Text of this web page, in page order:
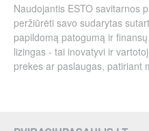
Naudojantis ESTO savitarnos
peržiūrėti savo sudarytas
papildomą patogumą ir
lizingas - tai inovatyvi ir
prekes ar paslaugas, patiriant